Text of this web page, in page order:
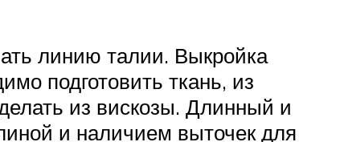
линию талии. Выкройка
подготовить ткань, из
из вискозы. Длинный и
и наличием выточек для